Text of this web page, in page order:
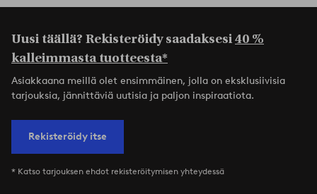
Uusi täällä? Rekisteröidy saadaksesi40 %
kalleimmasta tuotteesta*
Asiakkaana meillä olet ensimmäinen, jolla on eksklusiivisia
tarjouksia, jännittäviä uutisia ja paljon inspiraatiota.
Rekisteröidy itse
* Katso tarjouksen ehdot rekisteröitymisen yhteydessä